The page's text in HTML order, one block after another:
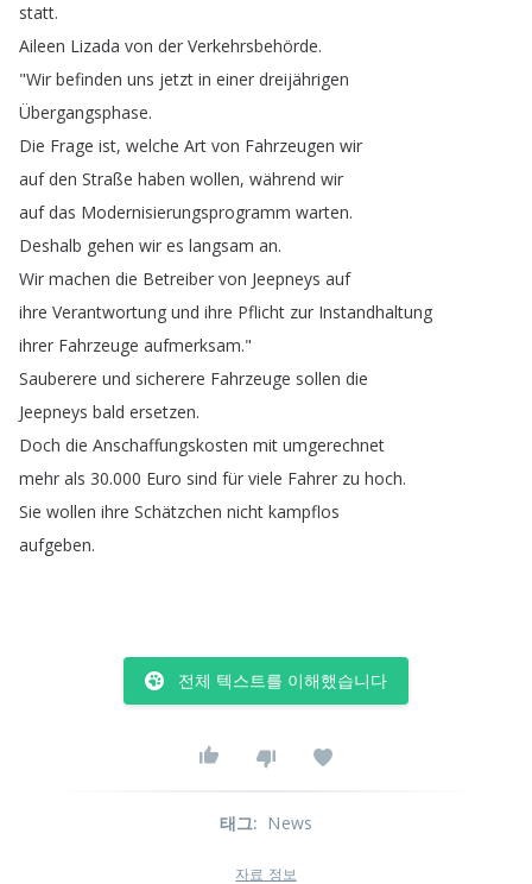
statt.
Aileen Lizada von der Verkehrsbehörde.
"Wir befinden uns jetzt in einer dreijährigen
Übergangsphase.
Die Frage ist, welche Art von Fahrzeugen wir
auf den Straße haben wollen, während wir
auf das Modernisierungsprogramm warten.
Deshalb gehen wir es langsam an.
Wir machen die Betreiber von Jeepneys auf
ihre Verantwortung und ihre Pflicht zur Instandhaltung
ihrer Fahrzeuge aufmerksam."
Sauberere und sicherere Fahrzeuge sollen die
Jeepneys bald ersetzen.
Doch die Anschaffungskosten mit umgerechnet
mehr als 30.000 Euro sind für viele Fahrer zu hoch.
Sie wollen ihre Schätzchen nicht kampflos
aufgeben.
전체 텍스트를 이해했습니다
태그: News
자료 정보